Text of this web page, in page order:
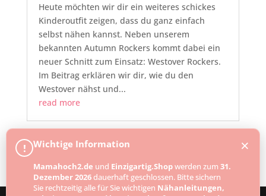
Heute möchten wir dir ein weiteres schickes
Kinderoutfit zeigen, dass du ganz einfach
selbst nähen kannst. Neben unserem
bekannten Autumn Rockers kommt dabei ein
neuer Schnitt zum Einsatz: Westover Rockers.
Im Beitrag erklären wir dir, wie du den
Westover nähst und...
read more
! Wichtige Information
Mamahoch2.de und Einzigartig.Shopwerden zum 31.
Dezember 2026dauerhaft geschlossen. Bitte sichern
Sie rechtzeitig alle für Sie wichtigen Nähanleitungen,
×